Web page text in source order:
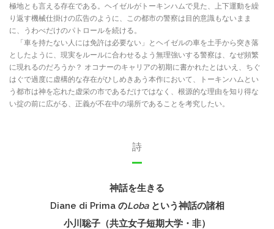
極地とも言える存在である。ヘイゼルがトーキンハムで見た、上下運動を繰
り返す機械仕掛けの広告のように、この都市の警察は目的意識もないまま
に、うわべだけのパトロールを続ける。
「車を持たない人には免許は必要ない」とヘイゼルの車を土手から突き落
としたように、現実をルールに合わせるよう無理強いする警察は、なぜ頻繁
に現れるのだろうか？ オコナーのキャリアの初期に書かれたとはいえ、ちぐ
はぐで過度に虚構的な存在がひしめきあう本作において、トーキンハムとい
う都市は神を忘れた虚栄の市であるだけではなく、根源的な理由を知り得な
い掟の前に広がる、正義が不在中の場所であることを考究したい。
詩
神話を生きる
Diane di Prima のLobaという神話の諸相
小川聡子（共立女子短期大学・非）